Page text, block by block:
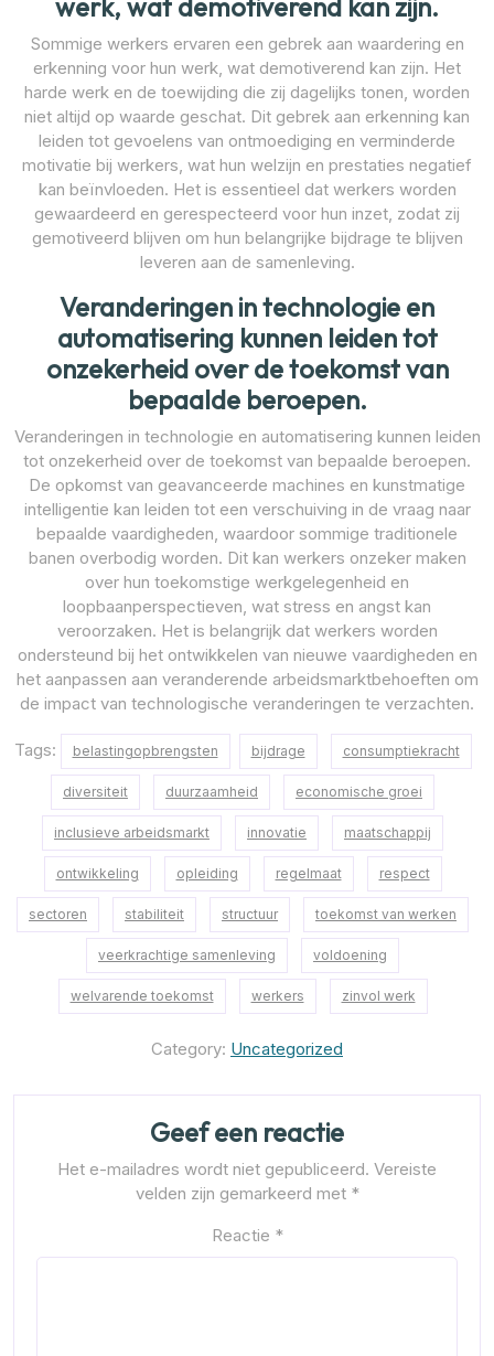
werk, wat demotiverend kan zijn.
Sommige werkers ervaren een gebrek aan waardering en
erkenning voor hun werk, wat demotiverend kan zijn. Het
harde werk en de toewijding die zij dagelijks tonen, worden
niet altijd op waarde geschat. Dit gebrek aan erkenning kan
leiden tot gevoelens van ontmoediging en verminderde
motivatie bij werkers, wat hun welzijn en prestaties negatief
kan beïnvloeden. Het is essentieel dat werkers worden
gewaardeerd en gerespecteerd voor hun inzet, zodat zij
gemotiveerd blijven om hun belangrijke bijdrage te blijven
leveren aan de samenleving.
Veranderingen in technologie en
automatisering kunnen leiden tot
onzekerheid over de toekomst van
bepaalde beroepen.
Veranderingen in technologie en automatisering kunnen leiden
tot onzekerheid over de toekomst van bepaalde beroepen.
De opkomst van geavanceerde machines en kunstmatige
intelligentie kan leiden tot een verschuiving in de vraag naar
bepaalde vaardigheden, waardoor sommige traditionele
banen overbodig worden. Dit kan werkers onzeker maken
over hun toekomstige werkgelegenheid en
loopbaanperspectieven, wat stress en angst kan
veroorzaken. Het is belangrijk dat werkers worden
ondersteund bij het ontwikkelen van nieuwe vaardigheden en
het aanpassen aan veranderende arbeidsmarktbehoeften om
de impact van technologische veranderingen te verzachten.
Tags: belastingopbrengsten bijdrage consumptiekracht
diversiteit duurzaamheid economische groei
inclusieve arbeidsmarkt innovatie maatschappij
ontwikkeling opleiding regelmaat respect
sectoren stabiliteit structuur toekomst van werken
veerkrachtige samenleving voldoening
welvarende toekomst werkers zinvol werk
Category: Uncategorized
Geef een reactie
Het e-mailadres wordt niet gepubliceerd. Vereiste
velden zijn gemarkeerd met *
Reactie *